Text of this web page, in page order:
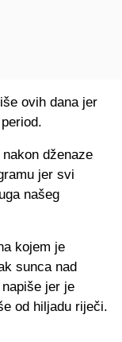
ovih dana jer
dženaze
jer svi
našeg
kojem je
sunca nad
jer je
od hiljadu riječi.